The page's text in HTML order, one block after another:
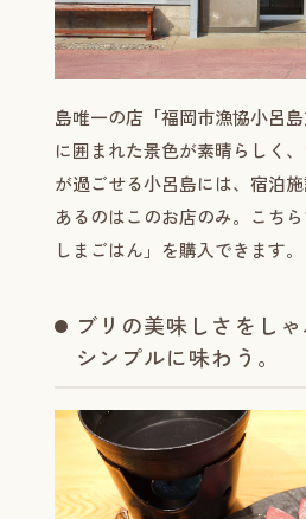
島唯一の店「福岡市漁協小呂
に囲まれた景色が素晴らしく
が過ごせる小呂島には、宿泊施
あるのはこのお店のみ。こち
しまごはん」を購入できます。
ブリの美味しさをし
シンプルに味わう。